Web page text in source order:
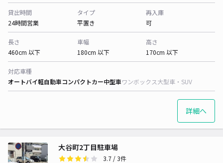
貸出時間
24時間営業
タイプ
平置き
再入庫
可
長さ
460cm 以下
車幅
180cm 以下
高さ
170cm 以下
対応車種
オートバイ軽自動車コンパクトカー中型車ワンボックス大型車・SUV
詳細へ
大谷町2丁目駐車場
3.7 / 3件